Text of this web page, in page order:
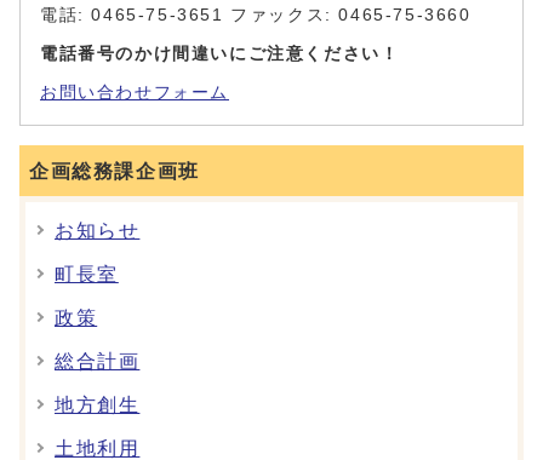
電話: 0465-75-3651 ファックス: 0465-75-3660
電話番号のかけ間違いにご注意ください！
お問い合わせフォーム
企画総務課企画班
お知らせ
町長室
政策
総合計画
地方創生
土地利用